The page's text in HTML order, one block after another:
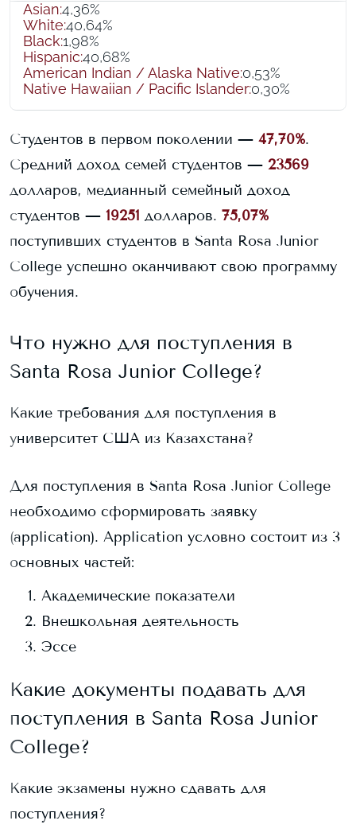
Asian:4,36%
White:40,64%
Black:1,98%
Hispanic:40,68%
American Indian / Alaska Native:0,53%
Native Hawaiian / Pacific Islander:0,30%
Студентов в первом поколении — 47,70%.
Средний доход семей студентов — 23569
долларов, медианный семейный доход
студентов — 19251 долларов. 75,07%
поступивших студентов в Santa Rosa Junior
College успешно оканчивают свою программу
обучения.
Что нужно для поступления в
Santa Rosa Junior College?
Какие требования для поступления в
университет США из Казахстана?
Для поступления в Santa Rosa Junior College
необходимо сформировать заявку
(application). Application условно состоит из 3
основных частей:
Академические показатели
Внешкольная деятельность
Эссе
Какие документы подавать для
поступления в Santa Rosa Junior
College?
Какие экзамены нужно сдавать для
поступления?